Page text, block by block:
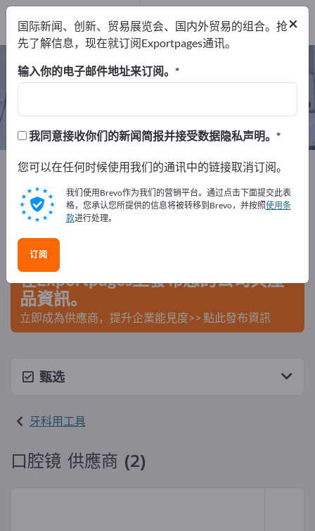
口腔镜 – 查找制造商和供应商
2 2
出口商2
制造商2
Exportpages 医学与实验室 牙科用具
牙科用工具
口腔镜
在Exportpages免費刊登廣告！
需求 – 供應 – 二手商品 – 商業聯繫 >> 由此開始
在Exportpages上發布您的公司與產
品資訊。
立即成為供應商，提升企業能見度>> 點此發布資訊
甄选
牙科用工具
口腔镜 供應商 (2)
×
国际新闻、创新、贸易展览会、国内外贸易的组合。抢
先了解信息，现在就订阅Exportpages通讯。
输入你的电子邮件地址来订阅。
我同意接收你们的新闻简报并接受数据隐私声明。
您可以在任何时候使用我们的通讯中的链接取消订阅。
我们使用Brevo作为我们的营销平台。通过点击下面提交此表
格，您承认您所提供的信息将被转移到Brevo，并按照使用条
款进行处理。
订阅